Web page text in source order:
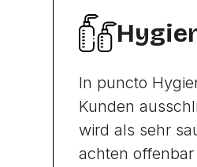
In puncto
Kunden
wird als sehr
achten